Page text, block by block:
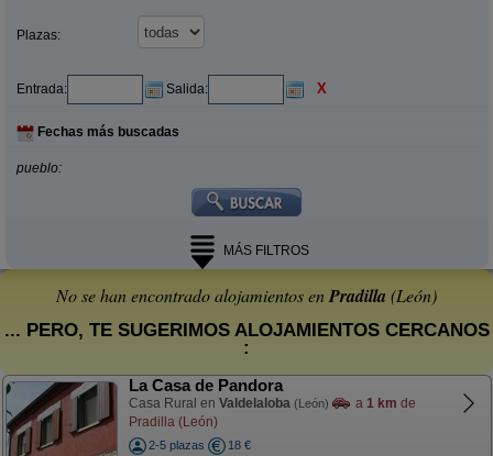
Plazas:
Entrada: Salida: X
Fechas más buscadas
pueblo:
MÁS FILTROS
No se han encontrado alojamientos enPradilla (León)
... PERO, TE SUGERIMOS ALOJAMIENTOS CERCANOS
:
La Casa de Pandora
Casa Rural en Valdelaloba (León) a 1 km de
Pradilla (León)
2-5 plazas
18 €